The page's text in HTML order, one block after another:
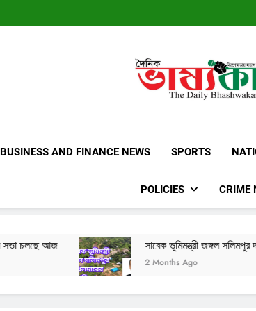
Dainik
BUSINESS AND FINANCE NEWS SPORTS
POLICIES CRIME
সাবেক ভূমিমন্ত্রী জঙ্গল সলিমপুর দখলদারের তালিকায়
2 Months Ago